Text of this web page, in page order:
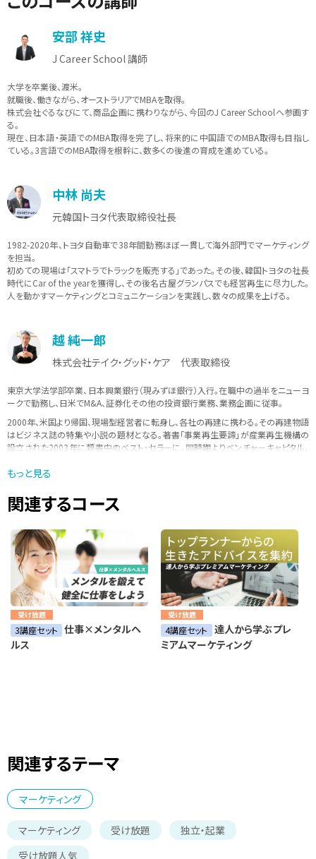
安部 祥史
J Career School 講師
大学を卒業後、渡米。
就職後、働きながら、オーストラリアでMBAを取得。
株式会社ぐるなびにて、商品企画に携わりながら、今回のJ Career Schoolへ参画す
る。
現在、日本語・英語でのMBA取得を完了し、将来的に中国語でのMBA取得も目指し
ている。3言語でのMBA取得を根幹に、数多くの後進の育成を進めている。
中林 尚夫
元韓国トヨタ代表取締役社長
1982-2020年、トヨタ自動車で38年間勤務ほぼ一貫して海外部門でマーケティング
を担当。
初めての現場は「スマトラでトラックを販売する」であった。その後、韓国トヨタの社長
時代にCar of the yearを獲得し、その後名古屋グランパスでも経営再生に尽力した。
人を動かすマーケティングとコミュニケーションを実践し、数々の成果を上げる。
越 純一郎
株式会社テイク・グッド・ケア 代表取締役
東京大学法学部卒業、日本興業銀行（現みずほ銀行）入行。在職中の過半をニューヨ
ークで勤務し、日米でM&A、証券化その他の投資銀行業務、業務企画に従事。
2000年、米国より帰国、現場型経営者に転身し、各社の再建に携わる｡その再建物語
はビジネス誌の特集や小説の題材となる。著書「事業再生要諦」が産業再生機構の
設立された2003年に類書中のベスト・セラーに。同時期よりベンチャーキャピタル、
業の顧問・役員を歴任。
もっと見る
関連するコース
受け放題
3講座セット 仕事×メンタルヘ
ルス
受け放題
4講座セット 達人から学ぶプレ
ミアムマーケティング
関連するテーマ
マーケティング
マーケティング 受け放題
独立・起業
受け放題人気